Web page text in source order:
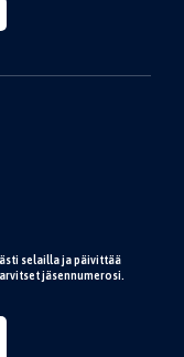
selailla ja päivittää
jäsennumerosi.